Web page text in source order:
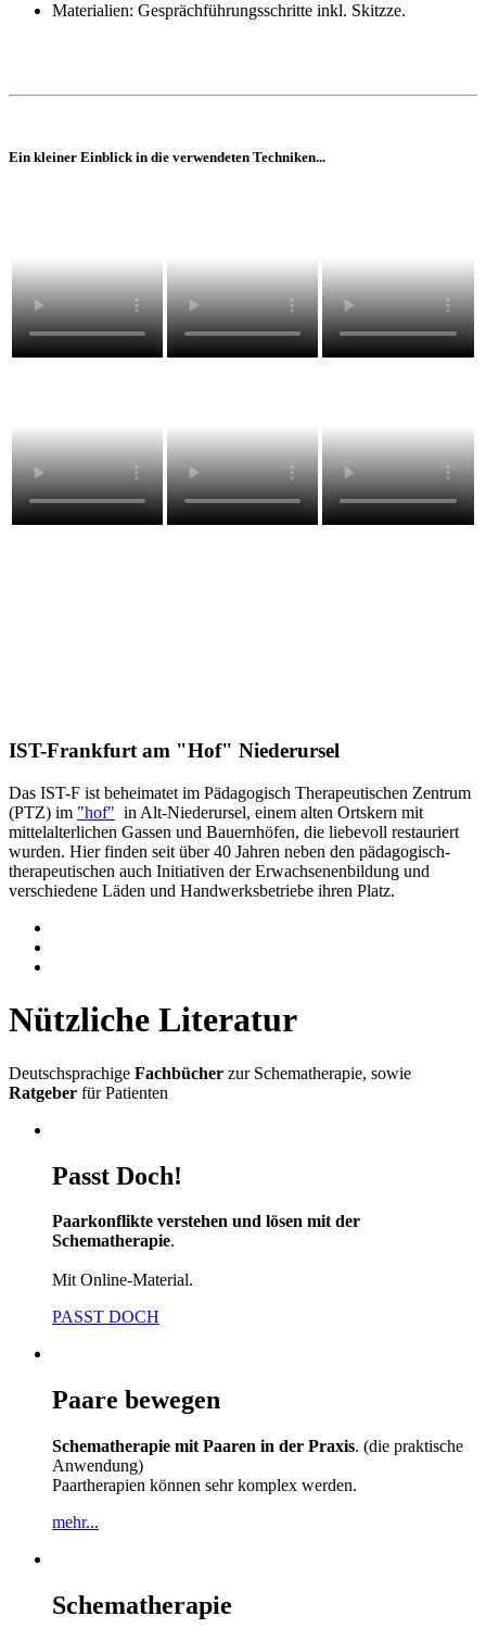
Materialien: Gesprächführungsschritte inkl. Skitzze.
Ein kleiner Einblick in die verwendeten Techniken...
IST-Frankfurt am "Hof" Niederursel
Das IST-F ist beheimatet im Pädagogisch Therapeutischen Zentrum
(PTZ) im "hof" in Alt-Niederursel, einem alten Ortskern mit
mittelalterlichen Gassen und Bauernhöfen, die liebevoll restauriert
wurden. Hier finden seit über 40 Jahren neben den pädagogisch-
therapeutischen auch Initiativen der Erwachsenenbildung und
verschiedene Läden und Handwerksbetriebe ihren Platz.
Nützliche Literatur
Deutschsprachige Fachbücher zur Schematherapie, sowie
Ratgeber für Patienten
Passt Doch!
Paarkonflikte verstehen und lösen mit der
Schematherapie.
Mit Online-Material.
PASST DOCH
Paare bewegen
Schematherapie mit Paaren in der Praxis. (die praktische
Anwendung)
Paartherapien können sehr komplex werden.
mehr...
Schematherapie